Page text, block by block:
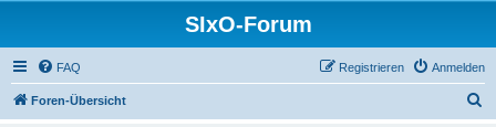
SIxO-Forum
FAQ Anmelden
Registrieren
Foren-Übersicht